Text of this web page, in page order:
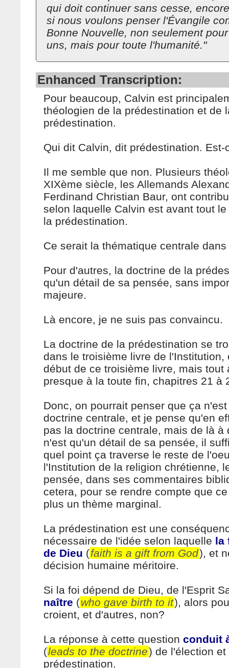
qui doit continuer sans cesse,
si nous voulons penser l'Évangile
Bonne Nouvelle, non seulement
uns, mais pour toute l'humanité."
Enhanced Transcription:
Pour beaucoup, Calvin est
théologien de la prédestination et de
prédestination.
Qui dit Calvin, dit prédestination. Est-
Il me semble que non. Plusieurs
XIXème siècle, les Allemands
Ferdinand Christian Baur, ont
selon laquelle Calvin est avant tout
la prédestination.
Ce serait la thématique centrale
Pour d'autres, la doctrine de la
qu'un détail de sa pensée, sans
majeure.
Là encore, je ne suis pas convaincu.
La doctrine de la prédestination se
dans le troisième livre de l'Institution,
début de ce troisième livre, mais tout
presque à la toute fin, chapitres 21 à
Donc, on pourrait penser que ça
doctrine centrale, et je pense qu'en
pas la doctrine centrale, mais de là à
n'est qu'un détail de sa pensée, il
quel point ça traverse le reste de
l'Institution de la religion chrétienne,
pensée, dans ses commentaires
cetera, pour se rendre compte que
plus un thème marginal.
La prédestination est une
nécessaire de l'idée selon laquelle la
de Dieu (faith is a gift from God), et
décision humaine méritoire.
Si la foi dépend de Dieu, de l'Esprit
naître (who gave birth to it), alors
croient, et d'autres, non?
La réponse à cette question conduit
(leads to the doctrine) de l'élection et
prédestination.